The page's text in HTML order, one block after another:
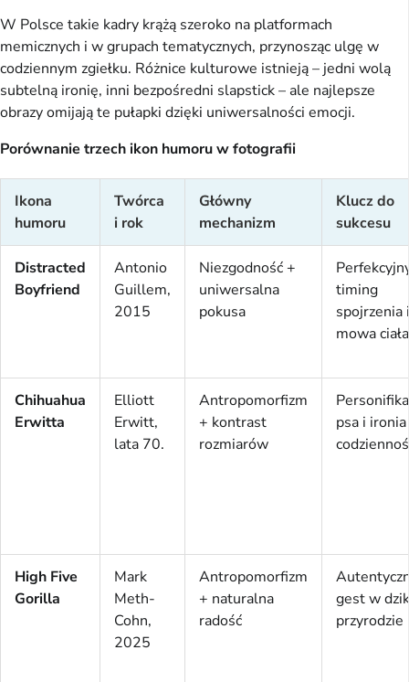
W Polsce takie kadry krążą szeroko na platformach
memicznych i w grupach tematycznych, przynosząc ulgę w
codziennym zgiełku. Różnice kulturowe istnieją – jedni wolą
subtelną ironię, inni bezpośredni slapstick – ale najlepsze
obrazy omijają te pułapki dzięki uniwersalności emocji.
Porównanie trzech ikon humoru w fotografii
Ikona
humoru
Twórca
i rok
Główny
mechanizm
Klucz do
sukcesu
Distracted
Boyfriend
Antonio
Guillem,
2015
Niezgodność +
uniwersalna
pokusa
timing
spojrzenia i
mowa ciała
Chihuahua
Erwitta
Elliott
Erwitt,
lata 70.
Antropomorfizm
+ kontrast
rozmiarów
psa i ironia
High Five
Gorilla
Mark
Meth-
Cohn,
2025
Antropomorfizm
+ naturalna
radość
gest w
przyrodzie